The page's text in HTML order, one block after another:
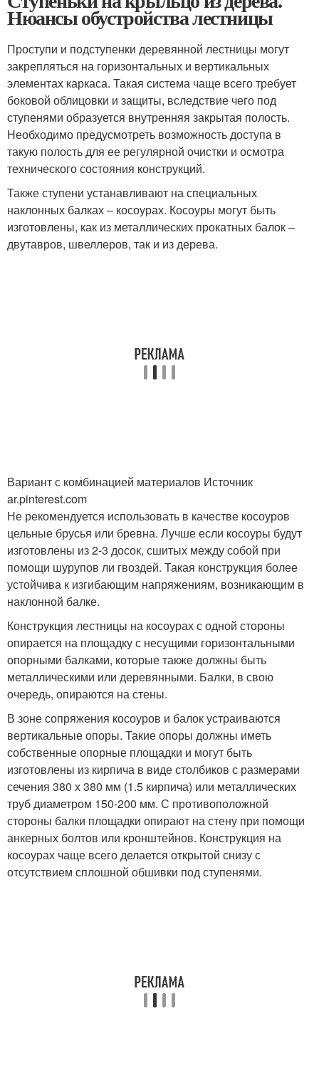
Нюансы обустройства лестницы
Проступи и подступенки деревянной лестницы могут
закрепляться на горизонтальных и вертикальных
элементах каркаса. Такая система чаще всего требует
боковой облицовки и защиты, вследствие чего под
ступенями образуется внутренняя закрытая полость.
Необходимо предусмотреть возможность доступа в
такую полость для ее регулярной очистки и осмотра
технического состояния конструкций.
Также ступени устанавливают на специальных
наклонных балках – косоурах. Косоуры могут быть
изготовлены, как из металлических прокатных балок –
двутавров, швеллеров, так и из дерева.
Вариант с комбинацией материалов Источник
ar.pinterest.com
Не рекомендуется использовать в качестве косоуров
цельные брусья или бревна. Лучше если косоуры будут
изготовлены из 2-3 досок, сшитых между собой при
помощи шурупов ли гвоздей. Такая конструкция более
устойчива к изгибающим напряжениям, возникающим в
наклонной балке.
Конструкция лестницы на косоурах с одной стороны
опирается на площадку с несущими горизонтальными
опорными балками, которые также должны быть
металлическими или деревянными. Балки, в свою
очередь, опираются на стены.
В зоне сопряжения косоуров и балок устраиваются
вертикальные опоры. Такие опоры должны иметь
собственные опорные площадки и могут быть
изготовлены из кирпича в виде столбиков с размерами
сечения 380 х 380 мм (1.5 кирпича) или металлических
труб диаметром 150-200 мм. С противоположной
стороны балки площадки опирают на стену при помощи
анкерных болтов или кронштейнов. Конструкция на
косоурах чаще всего делается открытой снизу с
отсутствием сплошной обшивки под ступенями.